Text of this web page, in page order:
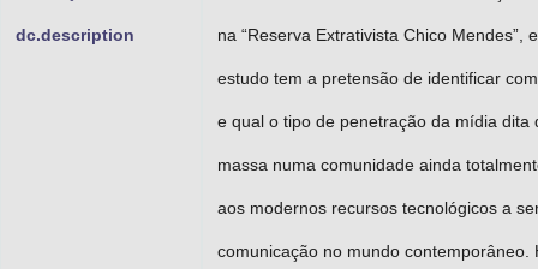
dc.description na “Reserva Extrativista Chico Mendes”,
estudo tem a pretensão de identificar
e qual o tipo de penetração da mídia dita
massa numa comunidade ainda
aos modernos recursos tecnológicos a
comunicação no mundo contemporâneo.